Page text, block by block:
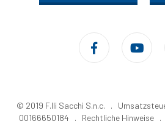
© 2019 F.lli Sacchi S.n.c. .
00166650184 . Rechtliche Hinweise.